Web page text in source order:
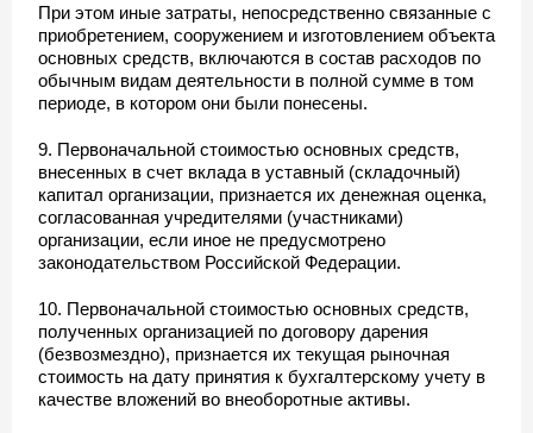
При этом иные затраты, непосредственно связанные с
приобретением, сооружением и изготовлением объекта
основных средств, включаются в состав расходов по
обычным видам деятельности в полной сумме в том
периоде, в котором они были понесены.
9. Первоначальной стоимостью основных средств,
внесенных в счет вклада в уставный (складочный)
капитал организации, признается их денежная оценка,
согласованная учредителями (участниками)
организации, если иное не предусмотрено
законодательством Российской Федерации.
10. Первоначальной стоимостью основных средств,
полученных организацией по договору дарения
(безвозмездно), признается их текущая рыночная
стоимость на дату принятия к бухгалтерскому учету в
качестве вложений во внеоборотные активы.